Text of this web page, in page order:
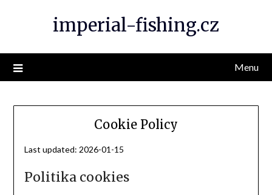
imperial-fishing.cz
Menu
Cookie Policy
Last updated: 2026-01-15
Politika cookies